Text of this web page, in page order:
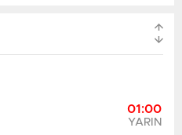
01:00
YARIN